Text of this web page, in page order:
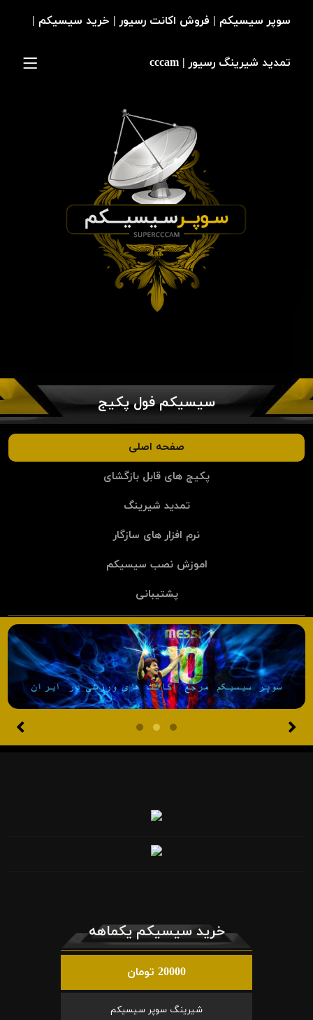
سیسیکم فول پکیج
صفحه اصلی
پکیج های قابل بازگشای
تمدید شیرینگ
نرم افزار های سازگار
اموزش نصب سیسیکم
پشتیبانی
خرید سیسیکم یکماهه
20000 تومان
شیرینگ سوپر سیسیکم
سوپر سیسیکم | فروش اکانت رسیور | خرید سیسیکم |
تمدید شیرینگ رسیور | cccam